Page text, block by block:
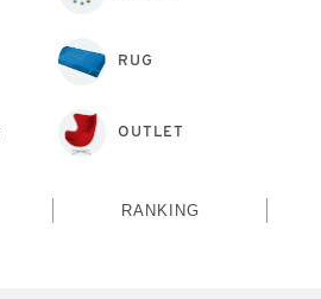
RUG
OUTLET
RANKING